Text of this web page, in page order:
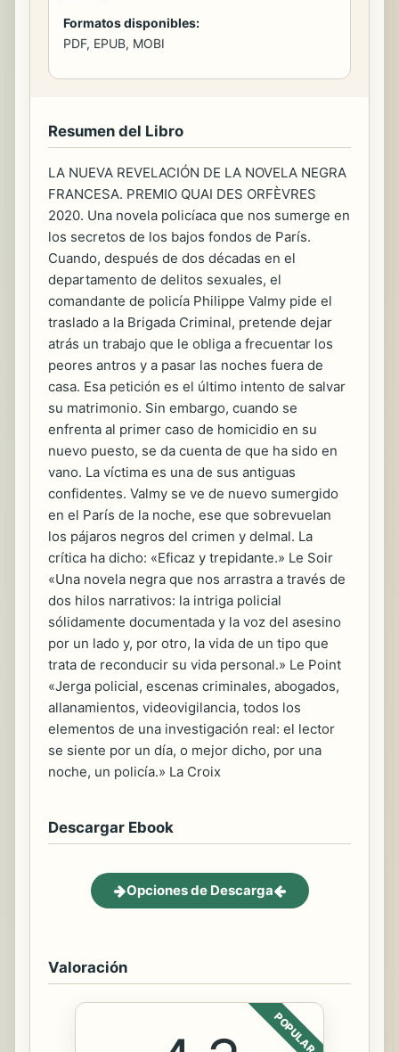
Formatos disponibles:
PDF, EPUB, MOBI
Resumen del Libro
LA NUEVA REVELACIÓN DE LA NOVELA NEGRA
FRANCESA. PREMIO QUAI DES ORFÈVRES
2020. Una novela policíaca que nos sumerge en
los secretos de los bajos fondos de París.
Cuando, después de dos décadas en el
departamento de delitos sexuales, el
comandante de policía Philippe Valmy pide el
traslado a la Brigada Criminal, pretende dejar
atrás un trabajo que le obliga a frecuentar los
peores antros y a pasar las noches fuera de
casa. Esa petición es el último intento de salvar
su matrimonio. Sin embargo, cuando se
enfrenta al primer caso de homicidio en su
nuevo puesto, se da cuenta de que ha sido en
vano. La víctima es una de sus antiguas
confidentes. Valmy se ve de nuevo sumergido
en el París de la noche, ese que sobrevuelan
los pájaros negros del crimen y delmal. La
crítica ha dicho: «Eficaz y trepidante.» Le Soir
«Una novela negra que nos arrastra a través de
dos hilos narrativos: la intriga policial
sólidamente documentada y la voz del asesino
por un lado y, por otro, la vida de un tipo que
trata de reconducir su vida personal.» Le Point
«Jerga policial, escenas criminales, abogados,
allanamientos, videovigilancia, todos los
elementos de una investigación real: el lector
se siente por un día, o mejor dicho, por una
noche, un policía.» La Croix
Descargar Ebook
Opciones de Descarga
Valoración
POPULAR